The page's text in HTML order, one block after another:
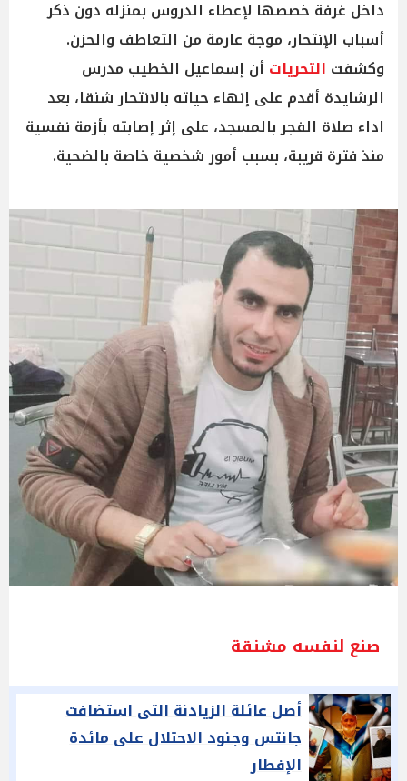
داخل غرفة خصصها لإعطاء الدروس بمنزله دون ذكر
أسباب الإنتحار، موجة عارمة من التعاطف والحزن.
وكشفت التحريات أن إسماعيل الخطيب مدرس
الرشايدة أقدم على إنهاء حياته بالانتحار شنقا، بعد
اداء صلاة الفجر بالمسجد، على إثر إصابته بأزمة نفسية
منذ فترة قريبة، بسبب أمور شخصية خاصة بالضحية.
صنع لنفسه مشنقة
أصل عائلة الزيادنة التى استضافت
جانتس وجنود الاحتلال على مائدة
الإفطار